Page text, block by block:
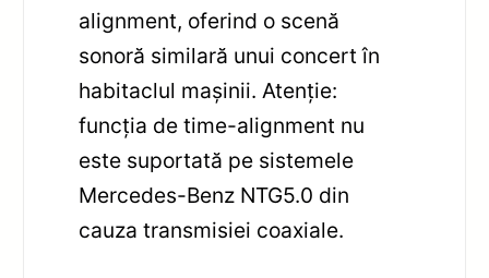
alignment, oferind o scenă
sonoră similară unui concert în
habitaclul mașinii. Atenție:
funcția de time-alignment nu
este suportată pe sistemele
Mercedes-Benz NTG5.0 din
cauza transmisiei coaxiale.